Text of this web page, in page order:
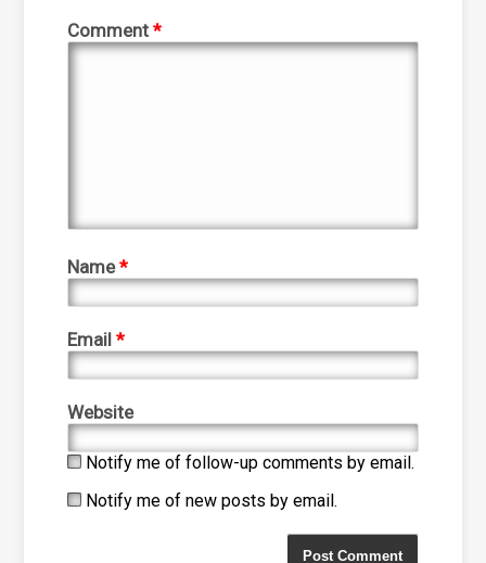
Comment*
Name*
Email*
Website
Notify me of follow-up comments by email.
Notify me of new posts by email.